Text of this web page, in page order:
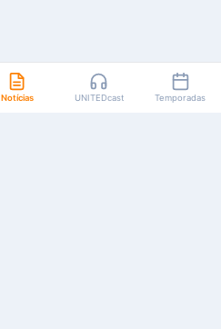
Notícias UNITEDcast Temporadas